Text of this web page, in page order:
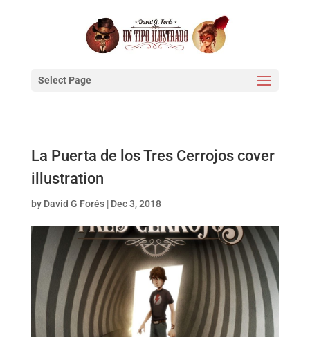
Select Page
La Puerta de los Tres Cerrojos cover
illustration
by David G Forés| Dec 3, 2018